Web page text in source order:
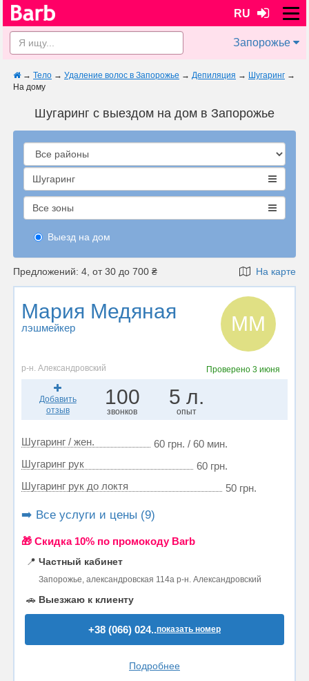
RU
Запорожье
→ Тело → Удаление волос в Запорожье → Депиляция → Шугаринг →
На дому
Шугаринг с выездом на дом в Запорожье
Шугаринг
Все зоны
Выезд на дом
Предложений: 4, от 30 до 700 ₴ На карте
Мария Медяная
лэшмейкер ММ
р-н. Александровский Проверено3 июня
Добавить
отзыв
100
звонков
5 л.
опыт
Шугаринг / жен.
60 грн. / 60 мин.
Шугаринг рук
60 грн.
Шугаринг рук до локтя
50 грн.
➡️ Все услуги и цены (9)
🎁 Cкидка 10% по промокоду Barb
📍 Частный кабинет
Запорожье, александровская 114а р-н. Александровский
🚗 Выезжаю к клиенту
+38 (066) 024..показать номер
Подробнее